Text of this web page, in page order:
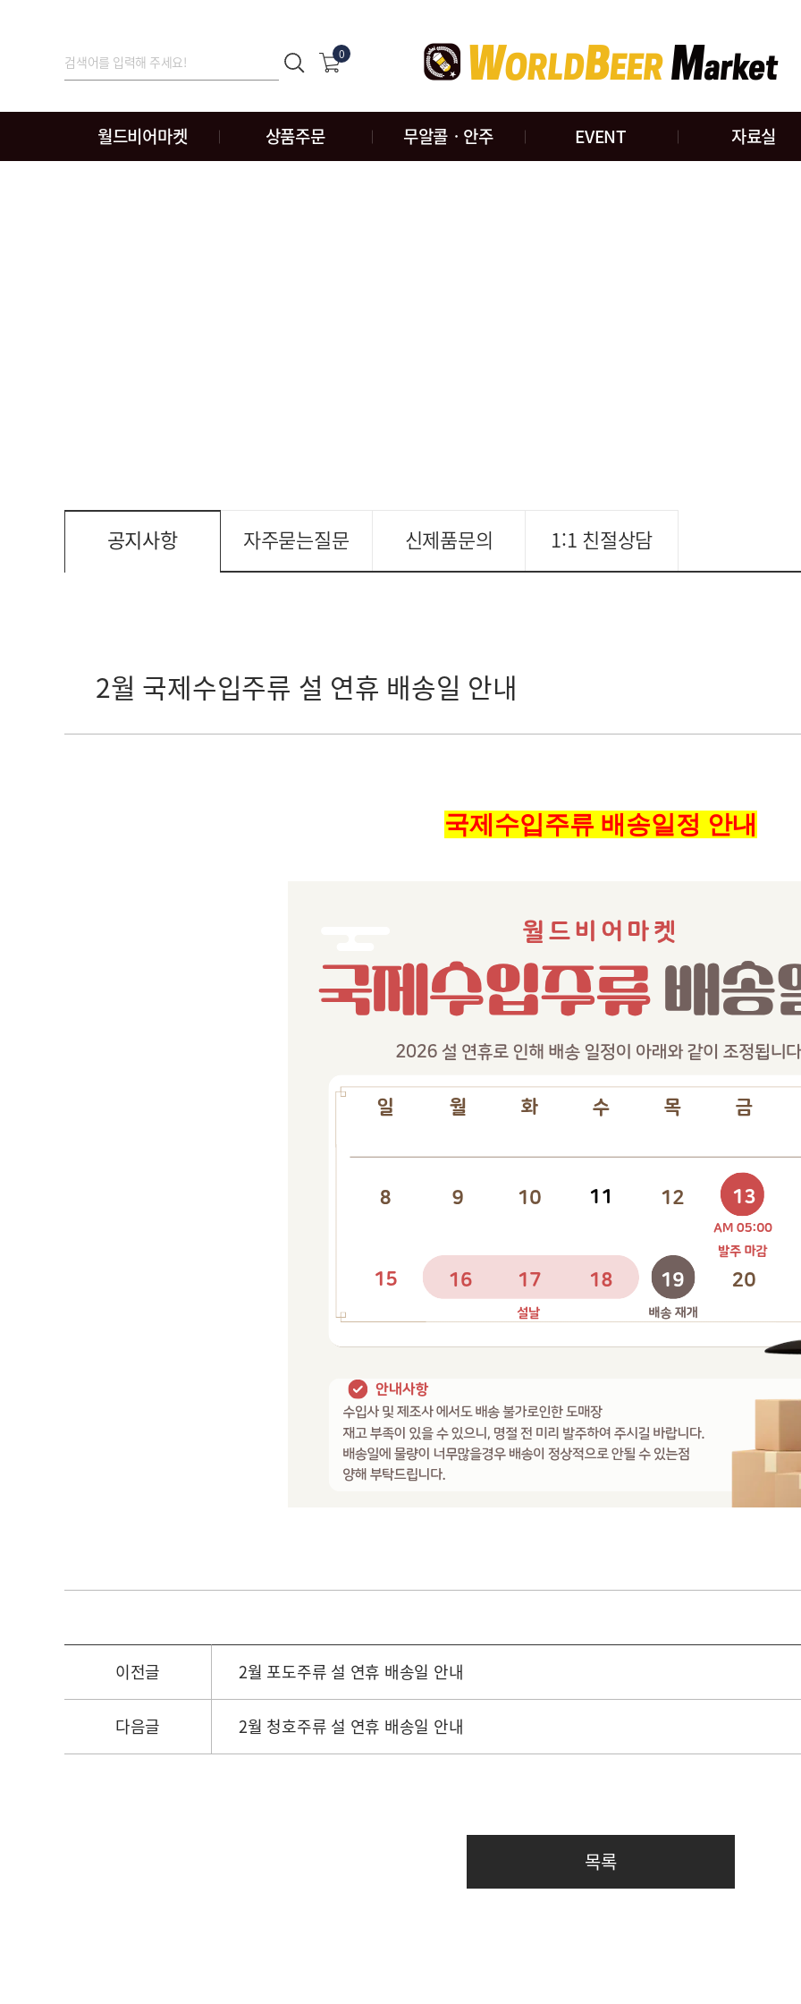
0
월드비어마켓 상품주문 무알콜ㆍ안주 EVENT 자료실
공지사항 자주묻는질문 신제품문의 1:1 친절상담
2월 국제수입주류 설 연휴 배송일 안내
국제수입주류 배송일정 안내
이전글 2월 포도주류 설 연휴 배송일 안내
다음글 2월 청호주류 설 연휴 배송일 안내
목록